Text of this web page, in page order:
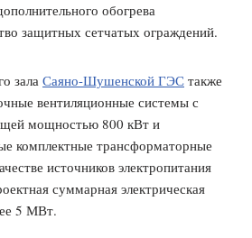
обогрева
защитных сетчатых ограждений.
зала Саяно-Шушенской ГЭС также
вентиляционные системы с
мощностью 800 кВт и
комплектные трансформаторные
источников электропитания
суммарная электрическая
5 МВт.